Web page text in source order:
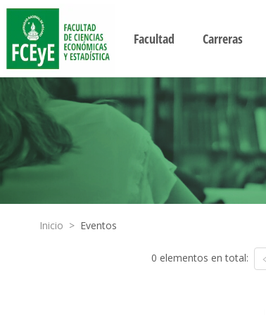
Facultad Carreras
Inicio > Eventos
0 elementos en total: